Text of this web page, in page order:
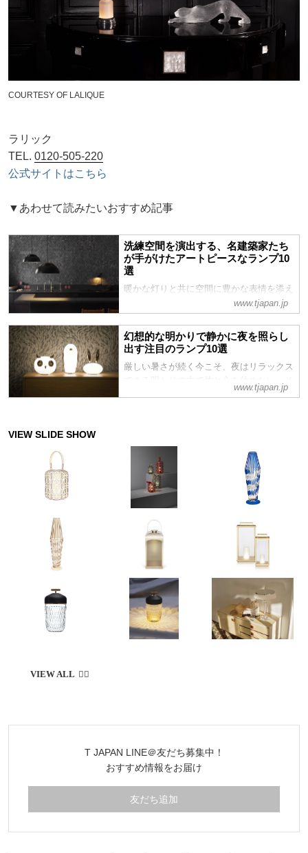
COURTESY OF LALIQUE
ラリック
TEL.0120-505-220
公式サイトはこちら
▼あわせて読みたいおすすめ記事
洗練空間を演出する、名建築家たち
が手がけたアートピースなランプ10
選
暖かな灯りと共に空間に豊かな表情を添え
てくれるランプは、とびきりセンスの良い
ものを選びたい。そこで、名建築家たちが
手がけた美しいランプを厳選紹介。モダニ
ズムを牽引した名作から近年の注目作ま
で、アートフルなランプをチェックして
www.tjapan.jp
幻想的な明かりで静かに夜を照らし
出す注目のランプ10選
厳しい暑さが続く今こそ、夜はリラックス
こで今回は、夜のムードに寄り添う、静か
ラックスできる夜のひとときを過ごしてみ
www.tjapan.jp
T JAPAN LINE＠友だち募集中！
おすすめ情報をお届け
友だち追加